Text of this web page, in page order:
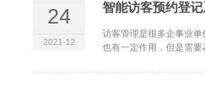
24
2021-12
智能访客预约登
访客管理是很多企事业
也有一定作用，但是需